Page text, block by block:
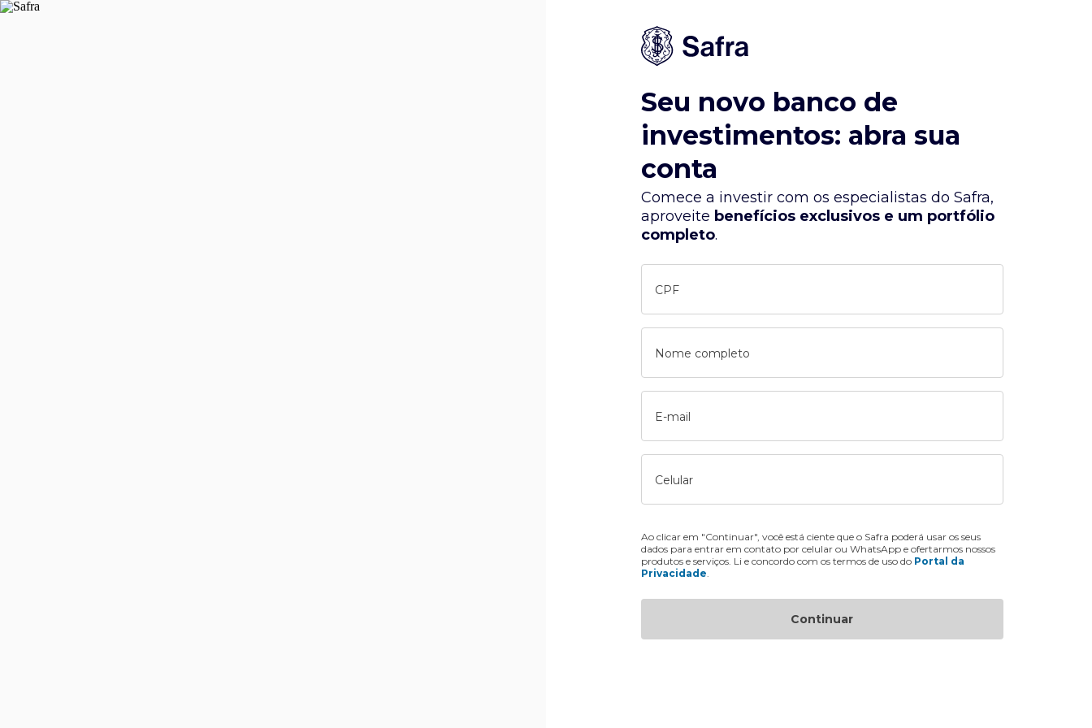
Seu novo banco de
investimentos: abra sua
conta
Comece a investir com os especialistas do Safra,
aproveite benefícios exclusivos e um portfólio
completo.
CPF
Nome completo
E-mail
Celular
Ao clicar em "Continuar", você está ciente que o Safra poderá usar os seus
dados para entrar em contato por celular ou WhatsApp e ofertarmos nossos
produtos e serviços. Li e concordo com os termos de uso do Portal da
Privacidade
Continuar